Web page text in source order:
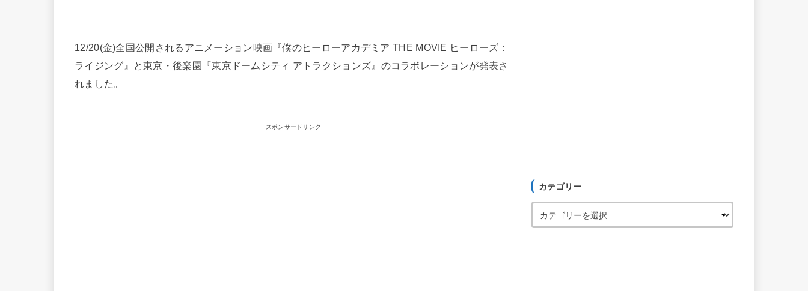
12/20(金)全国公開されるアニメーション映画『僕のヒーローアカデミア THE MOVIE ヒーローズ：
ライジング』と東京・後楽園『東京ドームシティ アトラクションズ』のコラボレーションが発表さ
れました。
スポンサードリンク
カテゴリー